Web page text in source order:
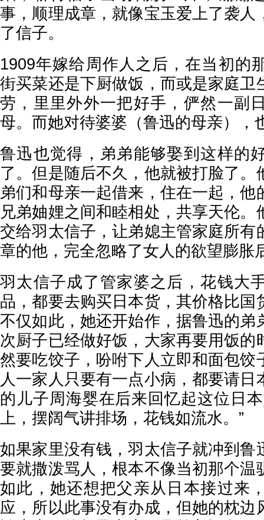
事，顺理成章，就像宝玉爱上了袭人
了信子。
1909年嫁给周作人之后，在当初的
街买菜还是下厨做饭，而或是家庭卫
劳，里里外外一把好手，俨然一副
母。而她对待婆婆（鲁迅的母亲），
鲁迅也觉得，弟弟能够娶到这样的
了。但是随后不久，他就被打脸了。
弟们和母亲一起借来，住在一起，他
兄弟妯娌之间和睦相处，共享天伦。
交给羽太信子，让弟媳主管家庭所有
章的他，完全忽略了女人的欲望膨胀
羽太信子成了管家婆之后，花钱大
品，都要去购买日本货，其价格比国
不仅如此，她还开始作，据鲁迅的弟
次厨子已经做好饭，大家再要用饭的
然要吃饺子，吩咐下人立即和面包饺
人一家人只要有一点小病，都要请日
的儿子周海婴在后来回忆起这位日
上，摆阔气讲排场，花钱如流水。”
如果家里没有钱，羽太信子就冲到鲁
要就撒泼骂人，根本不像当初那个温
如此，她还想把父亲从日本接过来
应，所以此事没有办成，但她的枕边